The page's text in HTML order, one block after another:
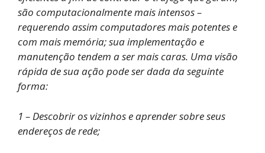
são computacionalmente mais intensos –
requerendo assim computadores mais potentes e
com mais memória; sua implementação e
manutenção tendem a ser mais caras. Uma visão
rápida de sua ação pode ser dada da seguinte
forma:
1 – Descobrir os vizinhos e aprender sobre seus
endereços de rede;